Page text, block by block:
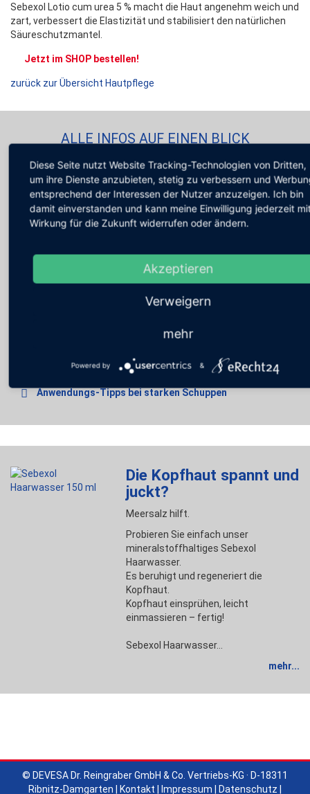
Sebexol Lotio cum urea 5 % macht die Haut angenehm weich und
zart, verbessert die Elastizität und stabilisiert den natürlichen
Säureschutzmantel.
Jetzt im SHOP bestellen!
zurück zur Übersicht Hautpflege
ALLE INFOS AUF EINEN BLICK
Anwendungsgebiete
Eigenschaften
Anwendungsweise
Alle Informationen zum Download: Sebexol Lotio cum
Dermatest Zertifikat
Anwendungs-Tipps bei starken Schuppen
Die Kopfhaut spannt und
juckt?
Meersalz hilft.
Probieren Sie einfach unser
mineralstoffhaltiges Sebexol
Haarwasser.
Es beruhigt und regeneriert die
Kopfhaut.
Kopfhaut einsprühen, leicht
einmassieren – fertig!
Sebexol Haarwasser…
mehr...
© DEVESA Dr. Reingraber GmbH & Co. Vertriebs-KG · D-18311
Ribnitz-Damgarten | Kontakt | Impressum | Datenschutz |
Diese Seite nutzt Website Tracking-Technologien von Dritten,
um ihre Dienste anzubieten, stetig zu verbessern und
entsprechend der Interessen der Nutzer anzuzeigen. Ich bin
damit einverstanden und kann meine Einwilligung jederzeit
Wirkung für die Zukunft widerrufen oder ändern.
Akzeptieren
Verweigern
mehr
Powered by &